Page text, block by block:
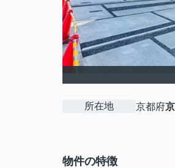
所在地 京都府
物件の特徴